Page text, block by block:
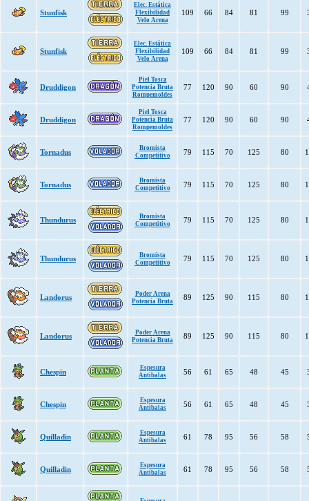
Stunfisk
Elec. Estática
Flexibilidad
Velo Arena
109 66 84 81 99
Stunfisk
Elec. Estática
Flexibilidad
Velo Arena
109 66 84 81 99
Druddigon
Piel Tosca
Potencia Bruta
Rompemoldes
77 120 90 60 90
Druddigon
Piel Tosca
Potencia Bruta
Rompemoldes
77 120 90 60 90
Tornadus
Bromista
Competitivo
79 115 70 125 80
Tornadus
Bromista
Competitivo
79 115 70 125 80
Thundurus
Bromista
Competitivo
79 115 70 125 80
Thundurus
Bromista
Competitivo
79 115 70 125 80
Landorus
Poder Arena
Potencia Bruta
89 125 90 115 80
Landorus
Poder Arena
Potencia Bruta
89 125 90 115 80
Chespin
Espesura
Antibalas
56 61 65 48 45
Chespin
Espesura
Antibalas
56 61 65 48 45
Quilladin
Espesura
Antibalas
61 78 95 56 58
Quilladin
Espesura
Antibalas
61 78 95 56 58